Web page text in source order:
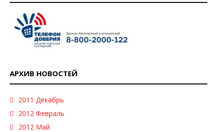
АРХИВ НОВОСТЕЙ
2011 Декабрь
2012 Февраль
2012 Май